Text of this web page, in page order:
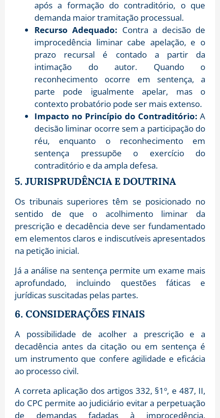
após a formação do contraditório, o que
demanda maior tramitação processual.
Recurso Adequado: Contra a decisão de
improcedência liminar cabe apelação, e o
prazo recursal é contado a partir da
intimação do autor. Quando o
reconhecimento ocorre em sentença, a
parte pode igualmente apelar, mas o
contexto probatório pode ser mais extenso.
Impacto no Princípio do Contraditório: A
decisão liminar ocorre sem a participação do
réu, enquanto o reconhecimento em
sentença pressupõe o exercício do
contraditório e da ampla defesa.
5. JURISPRUDÊNCIA E DOUTRINA
Os tribunais superiores têm se posicionado no
sentido de que o acolhimento liminar da
prescrição e decadência deve ser fundamentado
em elementos claros e indiscutíveis apresentados
na petição inicial.
Já a análise na sentença permite um exame mais
aprofundado, incluindo questões fáticas e
jurídicas suscitadas pelas partes.
6. CONSIDERAÇÕES FINAIS
A possibilidade de acolher a prescrição e a
decadência antes da citação ou em sentença é
um instrumento que confere agilidade e eficácia
ao processo civil.
A correta aplicação dos artigos 332, §1º, e 487, II,
do CPC permite ao judiciário evitar a perpetuação
de demandas fadadas à improcedência,